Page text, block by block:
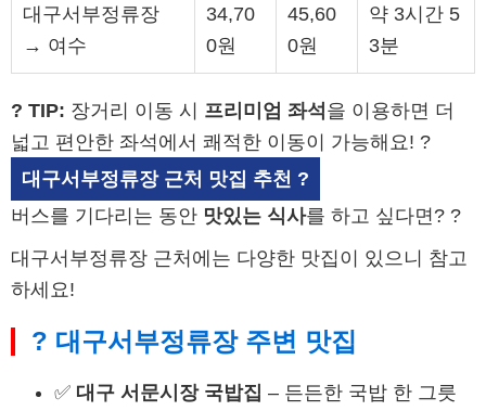
대구서부정류장
→ 여수
34,70
0원
45,60
0원
약 3시간 5
3분
? TIP: 장거리 이동 시 프리미엄 좌석 을 이용하면 더
넓고 편안한 좌석에서 쾌적한 이동이 가능해요! ?
대구서부정류장 근처 맛집 추천 ?
버스를 기다리는 동안 맛있는 식사를 하고 싶다면? ?
대구서부정류장 근처에는 다양한 맛집이 있으니 참고
하세요!
?️ 대구서부정류장 주변 맛집
✅ 대구 서문시장 국밥집 – 든든한 국밥 한 그릇